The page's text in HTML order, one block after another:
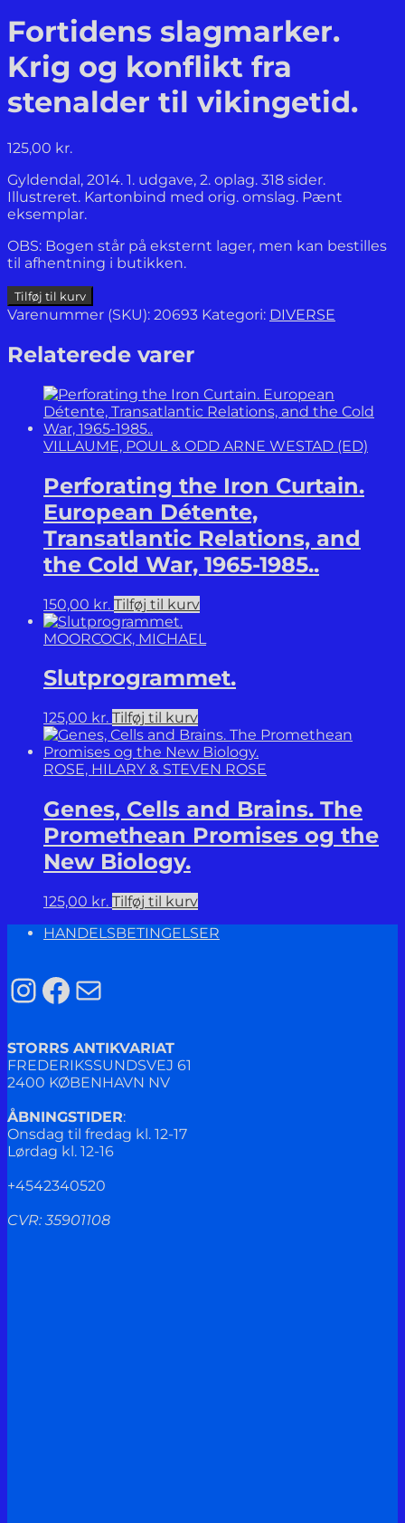
Fortidens slagmarker.
Krig og konflikt fra
stenalder til vikingetid.
125,00 kr.
Gyldendal, 2014. 1. udgave, 2. oplag. 318 sider.
Illustreret. Kartonbind med orig. omslag. Pænt
eksemplar.
OBS: Bogen står på eksternt lager, men kan bestilles
til afhentning i butikken.
Fortidens
slagmarker.
og
konflikt
stenalder
vikingetid.
Tilføj til kurv
Varenummer (SKU): 20693 Kategori: DIVERSE
Relaterede varer
VILLAUME, POUL & ODD ARNE WESTAD (ED)
Perforating the Iron Curtain.
European Détente,
Transatlantic Relations, and
the Cold War, 1965-1985..
150,00 kr. Tilføj til kurv
MOORCOCK, MICHAEL
Slutprogrammet.
125,00 kr. Tilføj til kurv
ROSE, HILARY & STEVEN ROSE
Genes, Cells and Brains. The
Promethean Promises og the
New Biology.
125,00 kr. Tilføj til kurv
HANDELSBETINGELSER
Instagram
Facebook
Mail
STORRS ANTIKVARIAT
FREDERIKSSUNDSVEJ 61
2400 KØBENHAVN NV
ÅBNINGSTIDER:
Onsdag til fredag kl. 12-17
Lørdag kl. 12-16
+4542340520
CVR: 35901108